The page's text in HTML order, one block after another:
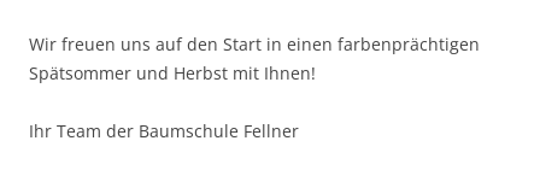
Wir freuen uns auf den Start in einen farbenprächtigen
Spätsommer und Herbst mit Ihnen!
Ihr Team der Baumschule Fellner